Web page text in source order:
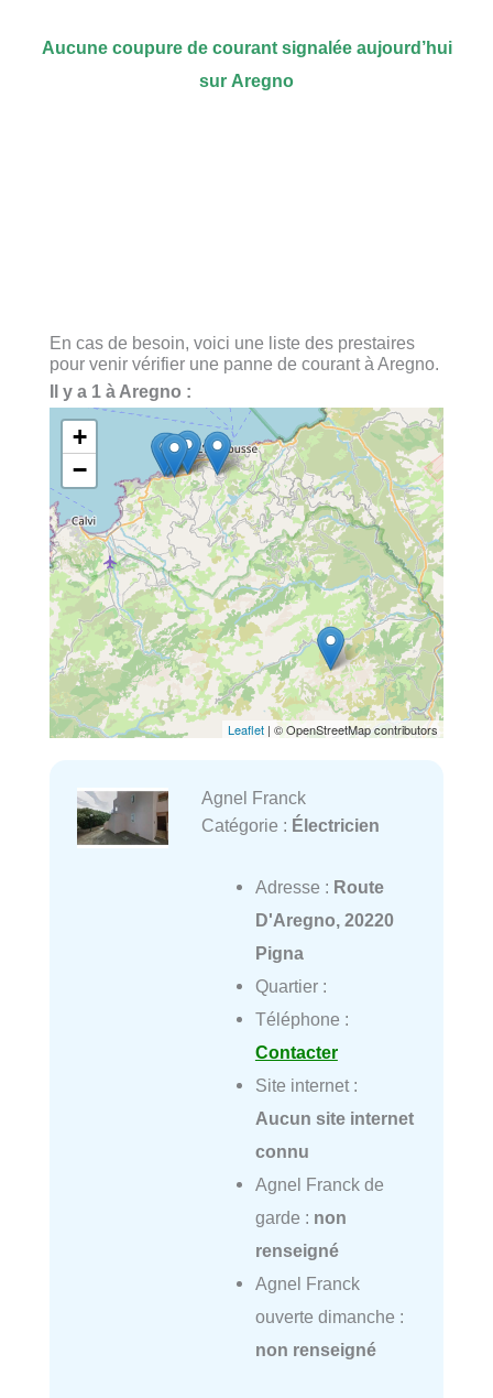
Aucune coupure de courant signalée aujourd’hui
sur Aregno
En cas de besoin, voici une liste des prestaires
pour venir vérifier une panne de courant à Aregno.
Il y a 1 à Aregno :
+
−
Leaflet | © OpenStreetMap contributors
Agnel Franck
Catégorie : Électricien
Adresse : Route
D'Aregno, 20220
Pigna
Quartier :
Téléphone :
Contacter
Site internet :
Aucun site internet
connu
Agnel Franck de
garde : non
renseigné
Agnel Franck
ouverte dimanche :
non renseigné